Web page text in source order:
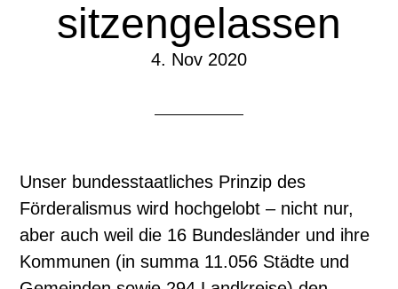
sitzengelassen
4. Nov 2020
Unser bundesstaatliches Prinzip des
Förderalismus wird hochgelobt – nicht nur,
aber auch weil die 16 Bundesländer und ihre
Kommunen (in summa 11.056 Städte und